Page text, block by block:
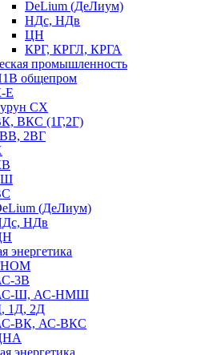
DeLium (ДеЛиум)
НДс, НДв
ЦН
КРГ, КРГЛ, КРГА
промышленность
общепром
Е
СХ
ВКС (1Г,2Г)
2ВГ
(ДеЛиум)
НДв
энергетика
3В
Ш, АС-НМШ
1Д, 2Д
ВК, АС-ВКС
энергетика